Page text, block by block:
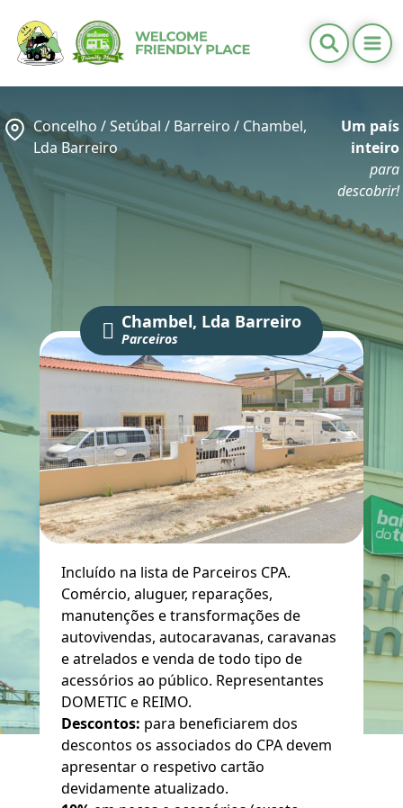
Informações Úteis
Calendários
PT / EN
Concelho /Setúbal / Barreiro / Chambel,
Lda Barreiro
Um país
inteiro
para
descobrir!
Chambel, Lda Barreiro
Parceiros
Incluído na lista de Parceiros CPA.
Comércio, aluguer, reparações,
manutenções e transformações de
autovivendas, autocaravanas, caravanas
e atrelados e venda de todo tipo de
acessórios ao público. Representantes
DOMETIC e REIMO.
Descontos: para beneficiarem dos
descontos os associados do CPA devem
apresentar o respetivo cartão
devidamente atualizado.